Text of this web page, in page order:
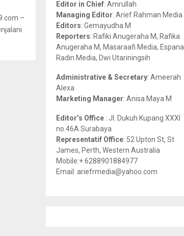
–
r
:
R
H
Editor in Chief: Amrullah
Managing Editor: Arief Rahman Media
Editors: Gemayudha M
Reporters: Rafiki Anugeraha M, Rafika
Anugeraha M, Masaraafi Media, Espana
Radin Media, Dwi Utariningsih
Administrative & Secretary: Ameerah
Alexa
Marketing Manager: Anisa Maya M
Editor’s Office : Jl. Dukuh Kupang XXXI
no.46A Surabaya
Representatif Office: 52 Upton St, St
James, Perth, Western Australia
Mobile:+ 6288901884977
Email: ariefrmedia@yahoo.com